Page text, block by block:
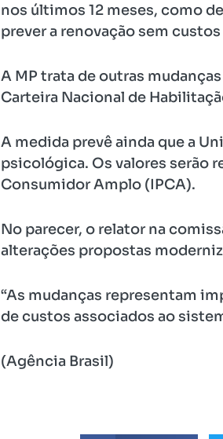
nos últimos 12 meses, como
prever a renovação sem
A MP trata de outras
Carteira Nacional de
A medida prevê ainda que a
psicológica. Os valores serão
Consumidor Amplo (IPCA).
No parecer, o relator na
alterações propostas
“As mudanças representam
de custos associados ao
(Agência Brasil)